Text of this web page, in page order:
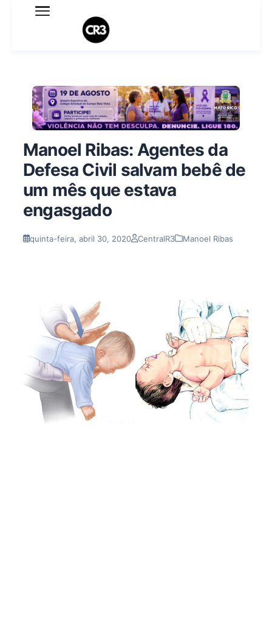
Expediente
Termo de Uso
Sobre o blog
Manoel Ribas: Agentes da
Defesa Civil salvam bebê de
um mês que estava
engasgado
quinta-feira, abril 30, 2020 CentralR3 Manoel Ribas